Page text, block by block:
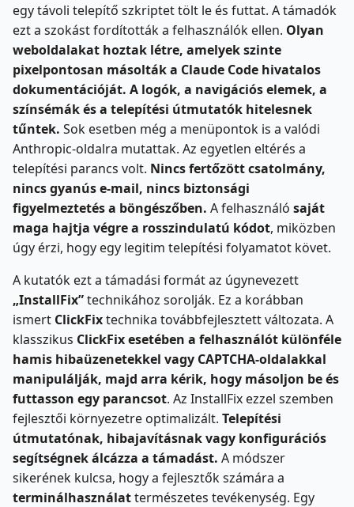
egy távoli telepítő szkriptet tölt le és futtat. A támadók
ezt a szokást fordították a felhasználók ellen. Olyan
weboldalakat hoztak létre, amelyek szinte
pixelpontosan másolták a Claude Code hivatalos
dokumentációját. A logók, a navigációs elemek, a
színsémák és a telepítési útmutatók hitelesnek
tűntek. Sok esetben még a menüpontok is a valódi
Anthropic-oldalra mutattak. Az egyetlen eltérés a
telepítési parancs volt. Nincs fertőzött csatolmány,
nincs gyanús e-mail, nincs biztonsági
figyelmeztetés a böngészőben. A felhasználó saját
maga hajtja végre a rosszindulatú kódot, miközben
úgy érzi, hogy egy legitim telepítési folyamatot követ.
A kutatók ezt a támadási formát az úgynevezett
„InstallFix”technikához sorolják. Ez a korábban
ismert ClickFixtechnika továbbfejlesztett változata. A
klasszikus ClickFix esetében a felhasználót különféle
hamis hibaüzenetekkel vagy CAPTCHA-oldalakkal
manipulálják, majd arra kérik, hogy másoljon be és
futtasson egy parancsot. Az InstallFix ezzel szemben
fejlesztői környezetre optimalizált. Telepítési
útmutatónak, hibajavításnak vagy konfigurációs
segítségnek álcázza a támadást. A módszer
sikerének kulcsa, hogy a fejlesztők számára a
terminálhasználattermészetes tevékenység. Egy